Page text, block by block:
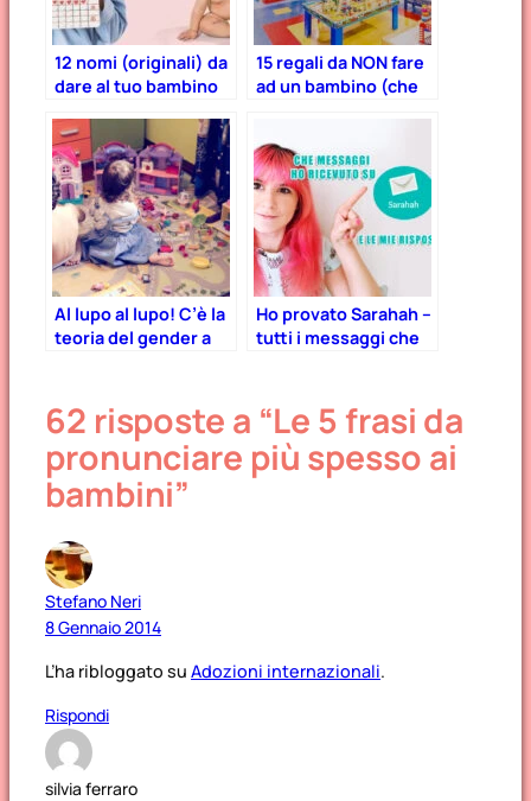
12 nomi (originali) da
dare al tuo bambino
nascita!
15 regali da NON fare
ad un bambino (che
Al lupo al lupo! C’è la
teoria del gender a
Ho provato Sarahah –
tutti i messaggi che
62 risposte a “Le 5 frasi da
pronunciare più spesso ai
bambini”
Stefano Neri
8 Gennaio 2014
L’ha ribloggato su Adozioni internazionali.
Rispondi
silvia ferraro